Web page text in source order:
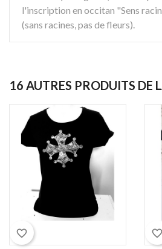
l'inscription en occitan "Sens
(sans racines, pas de fleurs).
16 AUTRES PRODUITS DE
favorite_border favorite_border